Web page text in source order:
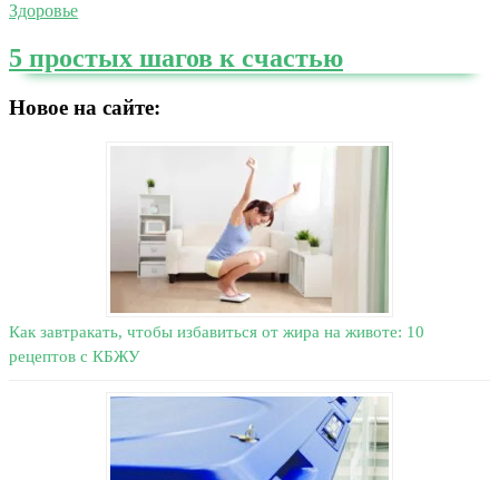
Здоровье
5 простых шагов к счастью
Новое на сайте:
Как завтракать, чтобы избавиться от жира на животе: 10
рецептов с КБЖУ